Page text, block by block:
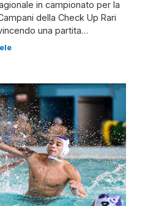
in campionato per la
della Check Up Rari
una partita
e che fa